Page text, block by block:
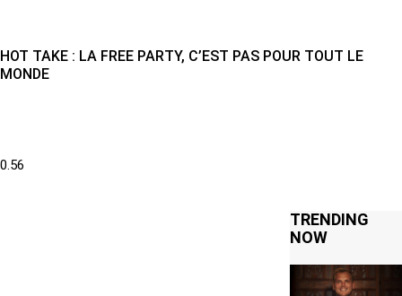
HOT TAKE : LA FREE PARTY, C’EST PAS POUR TOUT LE
MONDE
TRENDING
NOW